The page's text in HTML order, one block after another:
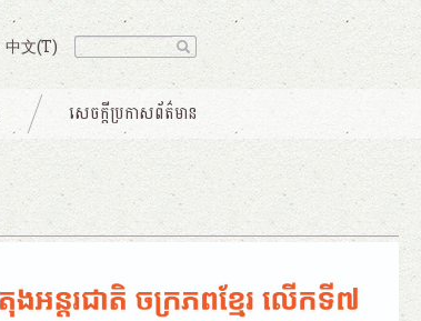
中文(T)
សេចក្តីប្រកាសព័ត៌មាន